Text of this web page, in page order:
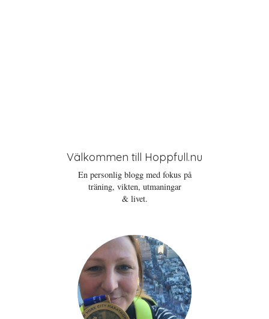
Välkommen till Hoppfull.nu
En personlig blogg med fokus på
träning, vikten, utmaningar
& livet.